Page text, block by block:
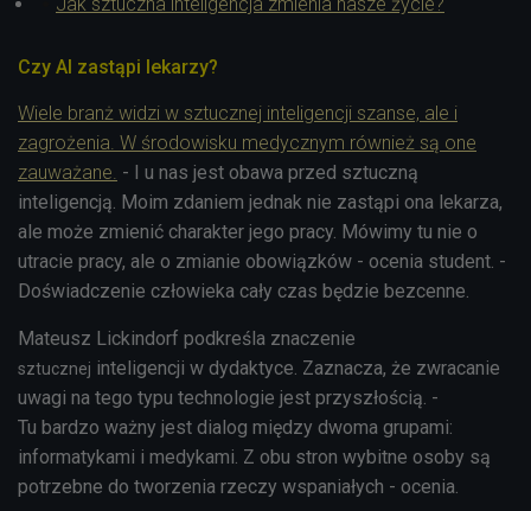
Czy AI zastąpi lekarzy?
Wiele branż widzi w sztucznej inteligencji szanse, ale i
zagrożenia. W środowisku medycznym również są one
zauważane. - I u nas jest obawa przed sztuczną
inteligencją. Moim zdaniem jednak nie zastąpi ona lekarza,
ale może zmienić charakter jego pracy. Mówimy tu nie o
utracie pracy, ale o zmianie obowiązków - ocenia student. -
Doświadczenie człowieka cały czas będzie bezcenne.
Mateusz Lickindorf podkreśla znaczenie
sztucznej inteligencji w dydaktyce. Zaznacza, że zwracanie
uwagi na tego typu technologie jest przyszłością. -
Tu bardzo ważny jest dialog między dwoma grupami:
informatykami i medykami. Z obu stron wybitne osoby są
potrzebne do tworzenia rzeczy wspaniałych - ocenia.